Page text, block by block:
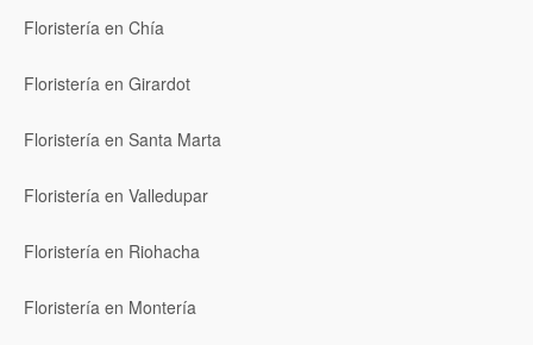
Floristería en Chía
Floristería en Girardot
Floristería en Santa Marta
Floristería en Valledupar
Floristería en Riohacha
Floristería en Montería